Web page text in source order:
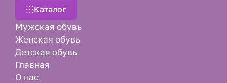
Каталог
Мужская обувь
Женская обувь
Детская обувь
Главная
О нас